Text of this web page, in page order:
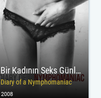
Bir Kadının Seks Günlüğü
Diary of a Nymphomaniac
2008